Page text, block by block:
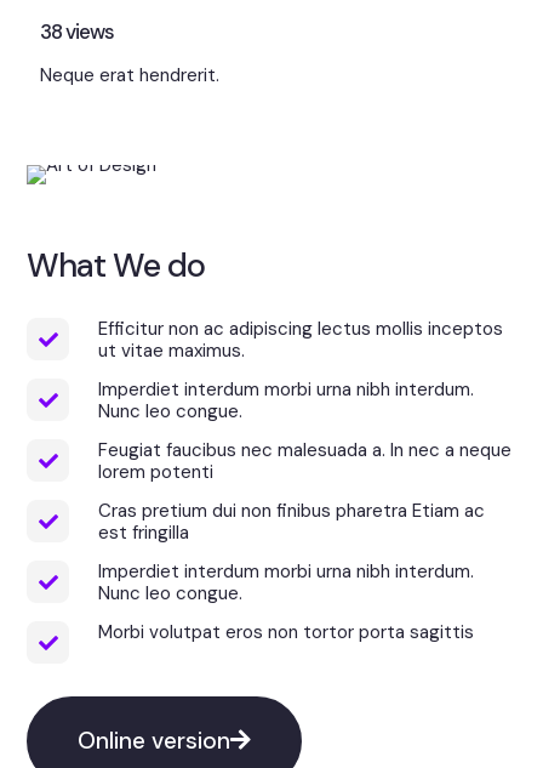
38views
Neque erat hendrerit.
What We do
Efficitur non ac adipiscing lectus mollis inceptos
ut vitae maximus.
Imperdiet interdum morbi urna nibh interdum.
Nunc leo congue.
Feugiat faucibus nec malesuada a. In nec a neque
lorem potenti
Cras pretium dui non finibus pharetra Etiam ac
est fringilla
Imperdiet interdum morbi urna nibh interdum.
Nunc leo congue.
Morbi volutpat eros non tortor porta sagittis
Online version